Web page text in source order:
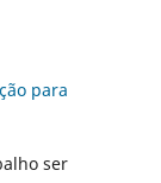
para
ser